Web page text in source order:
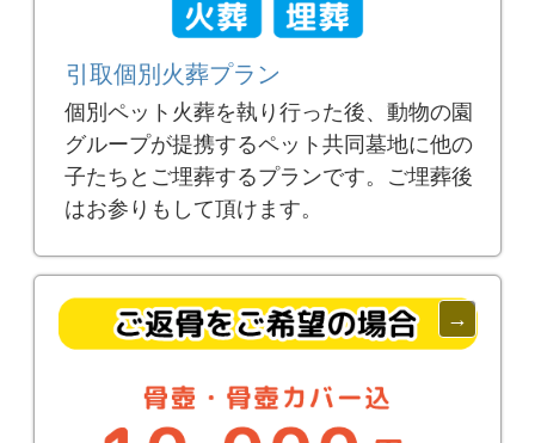
引取個別火葬プラン
個別ペット火葬を執り行った後、動物の園
グループが提携するペット共同墓地に他の
子たちとご埋葬するプランです。ご埋葬後
はお参りもして頂けます。